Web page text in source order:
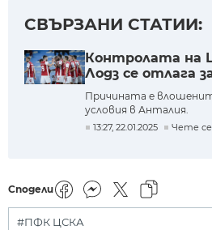
СВЪРЗАНИ СТАТИИ:
Контролата на
Лодз се отлага
Причината е
условия в Анталия.
13:27, 22.01.2025 Чете се
Сподели
#ПФК ЦСКА